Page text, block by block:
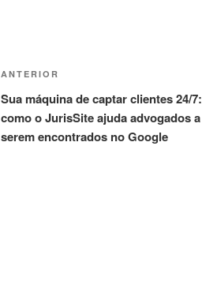
Navegação
de
Post
Post
anterior
ANTERIOR
Sua máquina de captar clientes 24/7:
como o JurisSite ajuda advogados a
serem encontrados no Google